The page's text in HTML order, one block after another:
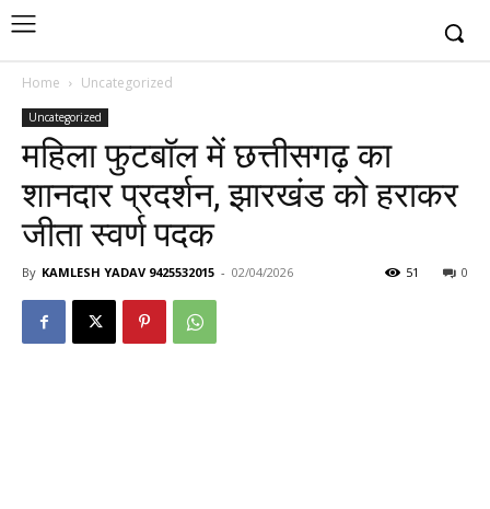
Home Uncategorized
Uncategorized
महिला फुटबॉल में छत्तीसगढ़ का
शानदार प्रदर्शन, झारखंड को हराकर
जीता स्वर्ण पदक
By KAMLESH YADAV 9425532015 - 02/04/2026 0
51